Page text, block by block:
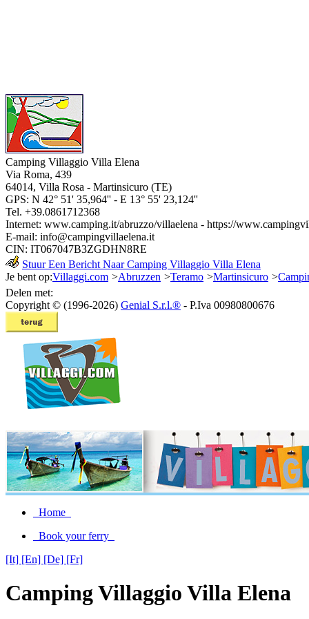
Camping Villaggio Villa Elena
Via Roma, 439
64014, Villa Rosa - Martinsicuro (TE)
GPS: N 42° 51' 35,964'' - E 13° 55' 23,124''
Tel. +39.0861712368
Internet: www.camping.it/abruzzo/villaelena - https://
E-mail: info@campingvillaelena.it
CIN: IT067047B3ZGDHN8RE
Stuur Een Bericht Naar Camping Villaggio Villa Elena
Je bent op:Villaggi.com >Abruzzen >Teramo >Martinsicuro >
Delen met:
Copyright © (1996-2026) Genial S.r.l.® - P.Iva 00980800676
Home
Book your ferry
[It] [En] [De] [Fr]
Camping Villaggio Villa Elena